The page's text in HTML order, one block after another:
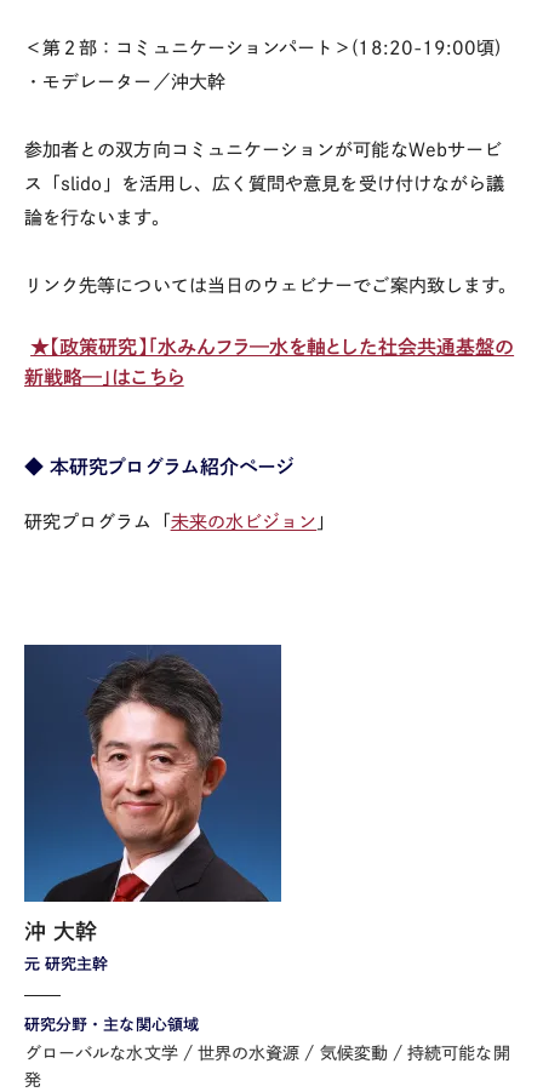
＜第２部：コミュニケーションパート＞(18:20-19:00頃)
・モデレーター／沖大幹
参加者との双方向コミュニケーションが可能なWebサービ
ス「slido」を活用し、広く質問や意見を受け付けながら議
論を行ないます。
リンク先等については当日のウェビナーでご案内致します。
★【政策研究】「水みんフラ—水を軸とした社会共通基盤の
新戦略—」はこちら
◆ 本研究プログラム紹介ページ
研究プログラム「 未来の水ビジョン 」
元 研究主幹
沖 大幹
研究分野・主な関心領域
グローバルな水文学 世界の水資源 気候変動
持続可能な開
発